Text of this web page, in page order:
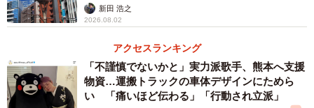
イナーに次いで第2位ですが、輸送人員は新交通システムで
はダントツの1位！ 1万人を超えます。また最混雑区間が
ポートアイランド方面であることから、ポートアイランド
への通勤・通学客が多いことがうかがえます。
現在はコロナ禍により減少はしていますが、今後、利用者
新田 浩之
2026.08.02
アクセスランキング
「不謹慎でないかと」実力派歌手、熊本へ支援
物資…運搬トラックの車体デザインにためら
い 「痛いほど伝わる」「行動され立派」